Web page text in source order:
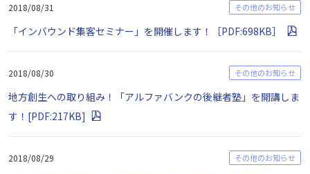
2018/08/31 その他のお知らせ
「インバウンド集客セミナー」を開催します！［PDF:698KB］
2018/08/30 その他のお知らせ
地方創生への取り組み！「アルファバンクの後継者塾」を開講しま
す！[PDF:217KB]
2018/08/29 その他のお知らせ